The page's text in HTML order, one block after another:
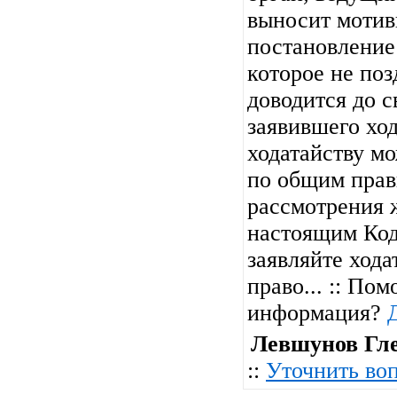
выносит
которое не
доводится до
заявившего
ходатайству
по общим
рассмотрения
настоящим
заявляйте
право... ::
информация?
Левшунов
:: Уточнить